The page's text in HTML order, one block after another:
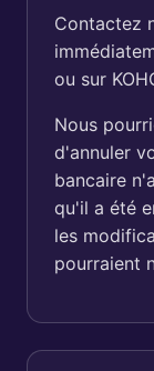
Contactez
ou sur
Nous
d'annuler
bancaire
qu'il a été
les
pourraient